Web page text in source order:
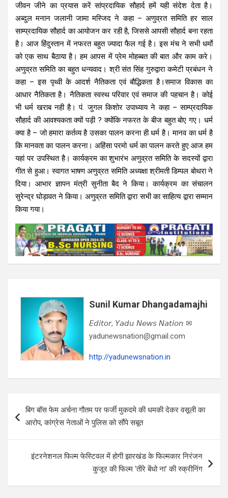
जीवन जीने का प्रयास करें सांप्रदायिक सौहार्द हमें यही संदेश देता है।
अब्दुल मनान जलानी जामा मस्जिद ने कहा – अणुव्रत समिति हर साल
साम्प्रदायिक सौहार्द का आयोजन कर रही है, जिससे आपसी सौहार्द बना रहता
है। आज हिंदुस्तान में नफरत बहुत ज्यादा फैल गई है। इस मंच ने सभी धर्मों
को एक साथ बैठाया है। हम आपस में प्रेम मोहब्बत की बात और काम करे।
अणुव्रत समिति का बहुत धन्यवाद। श्री संत सिंह गुरुद्वारा कमेटी प्रबंधन ने
कहा – इस पृथ्वी के आदर्श नैतिकता एवं बौद्धिकता है।समाज विकास का
आधार नैतिकता है। नैतिकता स्वस्थ परिवार एवं समाज की पहचान है। कोई
भी धर्म खराब नही है। पं. जुगल किशोर उपाध्याय ने कहा – साम्प्रदायिक
सौहार्द की आवश्यकता क्यों पड़ी ? क्योंकि नफरत के बीज बहुत बोए गए। धर्म
क्या है – जो हमारा कर्तव्य है उसका पालन करना ही धर्म है। मानव का धर्म है
कि मानवता का पालन करना। अहिंसा परमो धर्म का पालन करते हुए आज हम
यहां पर उपस्थित है।कार्यक्रम का शुभारंभ अणुव्रत समिति के सदस्यों द्वारा
गीत से हुआ। स्वागत भाषण अणुव्रत समिति अध्यक्षा श्रीमती डिम्पल बोथरा ने
दिया। आभार ज्ञापन मंत्री सुनीता बैद ने किया। कार्यक्रम का संचालन
सुरेन्द्र घोड़ावत ने किया। अणुव्रत समिति द्वारा सभी का साहित्य द्वारा सम्मान
किया गया।
Sunil Kumar Dhangadamajhi
𝘌𝘥𝘪𝘵𝘰𝘳, 𝘠𝘢𝘥𝘶 𝘕𝘦𝘸𝘴 𝘕𝘢𝘵𝘪𝘰𝘯 ✉
yadunewsnation@gmail.com
http://yadunewsnation.in
navigation
बिग बॉस फेम अर्चना गौतम पर फर्जी मुकदमे की धमकी देकर वसूली का
आरोप, कांग्रेस नेताओं ने पुलिस को सौंपे सबूत
इंटरनेशनल फिल्म फेस्टिवल में होगी झारखंड के फिल्मकार निरंजन
कुजूर की फिल्म ‘तीरे बेंधो ना’ की स्क्रीनिंग